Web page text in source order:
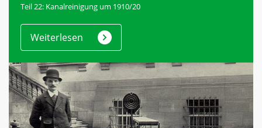
Teil 22: Kanalreinigung um 1910/20
Weiterlesen